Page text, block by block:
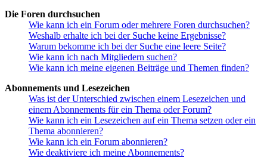
Die Foren durchsuchen
Wie kann ich ein Forum oder mehrere Foren durchsuchen?
Weshalb erhalte ich bei der Suche keine Ergebnisse?
Warum bekomme ich bei der Suche eine leere Seite?
Wie kann ich nach Mitgliedern suchen?
Wie kann ich meine eigenen Beiträge und Themen finden?
Abonnements und Lesezeichen
Was ist der Unterschied zwischen einem Lesezeichen und
einem Abonnements für ein Thema oder Forum?
Wie kann ich ein Lesezeichen auf ein Thema setzen oder ein
Thema abonnieren?
Wie kann ich ein Forum abonnieren?
Wie deaktiviere ich meine Abonnements?